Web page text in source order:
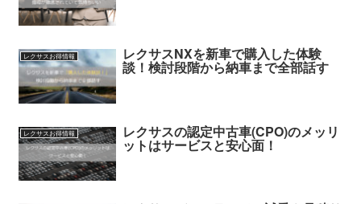
レクサスお得情報 レクサスNXを新車で購入した体験
談！検討段階から納車まで全部話す
レクサスお得情報 レクサスの認定中古車(CPO)のメッリ
ットはサービスと安心面！